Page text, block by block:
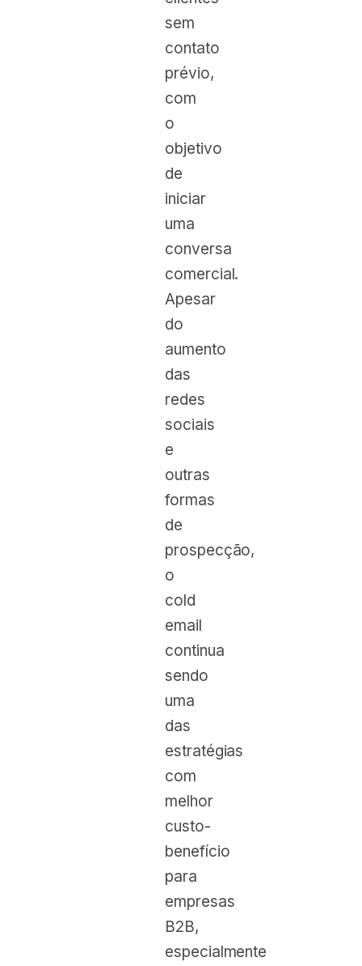
sem
contato
prévio,
com
o
objetivo
de
iniciar
uma
conversa
comercial.
Apesar
do
aumento
das
redes
sociais
e
outras
formas
de
prospecção,
o
cold
email
continua
sendo
uma
das
estratégias
com
melhor
custo-
benefício
para
empresas
B2B,
especialmente